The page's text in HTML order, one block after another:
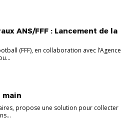
ANS/FFF : Lancement de la
(FFF), en collaboration avec l’Agence
main
propose une solution pour collecter